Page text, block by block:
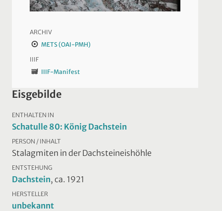
ARCHIV
METS (OAI-PMH)
IIIF
IIIF-Manifest
Eisgebilde
ENTHALTEN IN
Schatulle 80: König Dachstein
PERSON / INHALT
Stalagmiten in der Dachsteineishöhle
ENTSTEHUNG
Dachstein, ca. 1921
HERSTELLER
unbekannt